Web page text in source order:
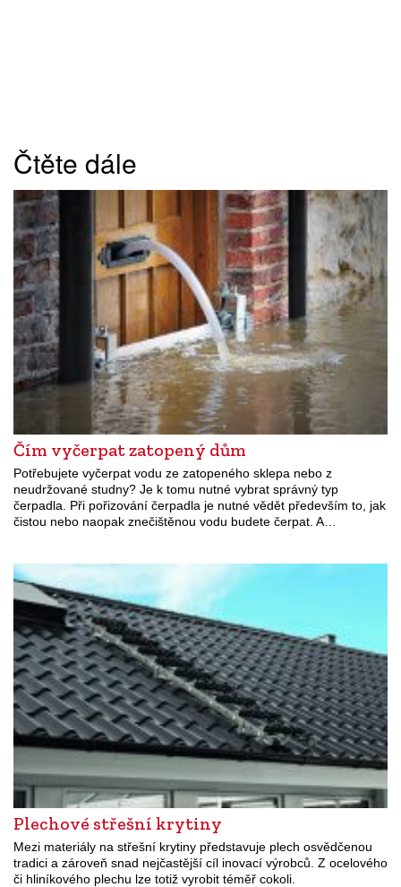
Čtěte dále
Čím vyčerpat zatopený dům
Potřebujete vyčerpat vodu ze zatopeného sklepa nebo z
neudržované studny? Je k tomu nutné vybrat správný typ
čerpadla. Při pořizování čerpadla je nutné vědět především to, jak
čistou nebo naopak znečištěnou vodu budete čerpat. A…
Plechové střešní krytiny
Mezi materiály na střešní krytiny představuje plech osvědčenou
tradici a zároveň snad nejčastější cíl inovací výrobců. Z ocelového
či hliníkového plechu lze totiž vyrobit téměř cokoli.